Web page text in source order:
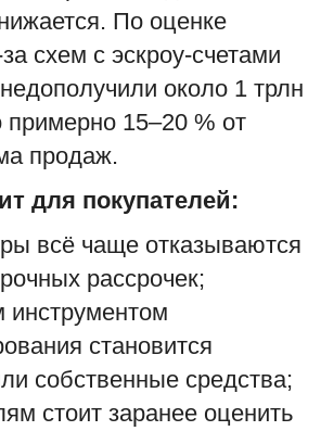
По оценке
схем с эскроу-счетами
около 1 трлн
15–20 % от
продаж.
для покупателей:
всё чаще отказываются
рассрочек;
инструментом
становится
собственные средства;
стоит заранее оценить